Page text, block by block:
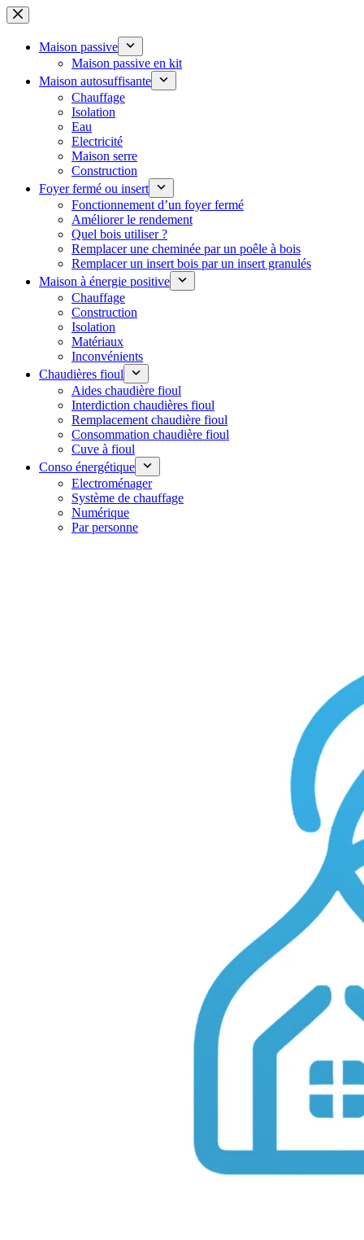
Passer
au
contenuMaison passive
Maison passive en kit
Maison autosuffisante
Chauffage
Isolation
Eau
Electricité
Maison serre
Construction
Foyer fermé ou insert
Fonctionnement d’un foyer fermé
Améliorer le rendement
Quel bois utiliser ?
Remplacer une cheminée par un poêle à bois
Remplacer un insert bois par un insert granulés
Maison à énergie positive
Chauffage
Construction
Isolation
Matériaux
Inconvénients
Chaudières fioul
Aides chaudière fioul
Interdiction chaudières fioul
Remplacement chaudière fioul
Consommation chaudière fioul
Cuve à fioul
Conso énergétique
Electroménager
Système de chauffage
Numérique
Par personne